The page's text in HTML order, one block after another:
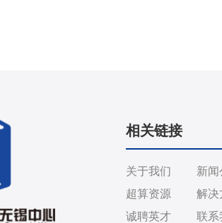
相关链接
关于我们
新闻
超算资源
解决
诚聘英才
联系